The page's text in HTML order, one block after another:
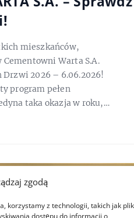
zgodą
korzystamy z technologii, takich jak
dostępu do informacji o
mieszkańców,
Warta S.A.
2026 – 6.06.2026!
program pełen
taka okazja w roku,…